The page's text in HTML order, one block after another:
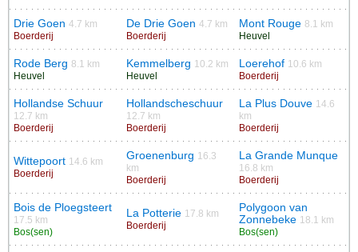
Drie Goen 4.7 km
Boerderij
De Drie Goen 4.7 km
Boerderij
Mont Rouge 8.1 km
Heuvel
Rode Berg 8.1 km
Heuvel
Kemmelberg 10.2 km
Heuvel
Loerehof 10.6 km
Boerderij
Hollandse Schuur
12.7 km
Boerderij
Hollandscheschuur
12.7 km
Boerderij
La Plus Douve 14.6
km
Boerderij
Wittepoort 14.6 km
Boerderij
Groenenburg 16.3
km
Boerderij
La Grande Munque
16.8 km
Boerderij
Bois de Ploegsteert
17.5 km
Bos(sen)
La Potterie 17.8 km
Boerderij
Polygoon van
Zonnebeke 18.1 km
Bos(sen)